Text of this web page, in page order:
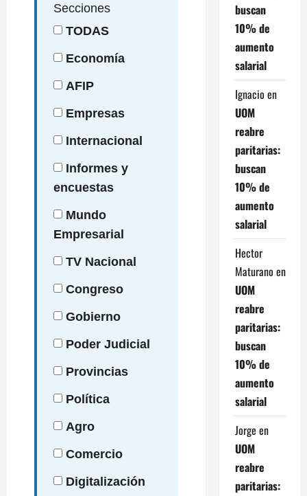
Secciones
TODAS
Economía
AFIP
Empresas
Internacional
Informes y
encuestas
Mundo
Empresarial
TV Nacional
Congreso
Gobierno
Poder Judicial
Provincias
Política
Agro
Comercio
Digitalización
buscan
10% de
aumento
salarial
Ignacio en
UOM
reabre
paritarias:
buscan
10% de
aumento
salarial
Hector
Maturano en
UOM
reabre
paritarias:
buscan
10% de
aumento
salarial
Jorge en
UOM
reabre
paritarias: